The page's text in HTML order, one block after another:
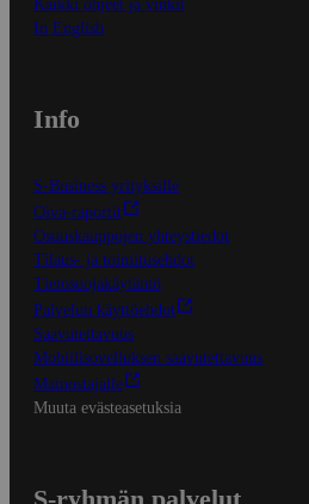
Kaikki ohjeet ja vinkit
In English
Info
S-Business yrityksille
Oiva-raportit
Osuuskauppojen yhteystiedot
Tilaus- ja toimitusehdot
Tietosuojakäytäntö
Palvelun käyttöehdot
Saavutettavuus
Mobiilisovelluksen saavutettavuus
Mainostajalle
Muuta evästeasetuksia